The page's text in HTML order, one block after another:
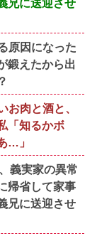
兄に送迎させ
原因になった
鍛えたから出
お肉と酒と、
「知るかボ
…」
義実家の異常
帰省して家事
兄に送迎させ